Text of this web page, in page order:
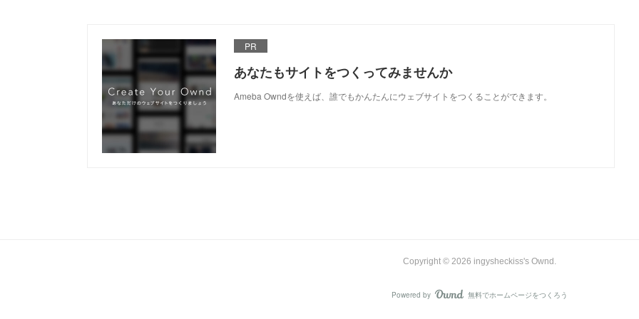
PR
あなたもサイトをつくってみませんか
Ameba Owndを使えば、誰でもかんたんにウェブサイトをつくることができます。
Copyright © 2026 ingysheckiss's Ownd .
Powered by AmebaOwnd
無料でホームページをつくろう